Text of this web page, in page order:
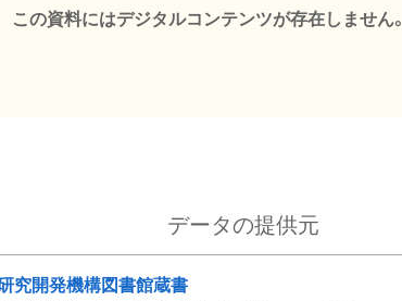
この資料にはデジタルコンテンツが存在しません。
データの提供元
究開発機構図書館蔵書